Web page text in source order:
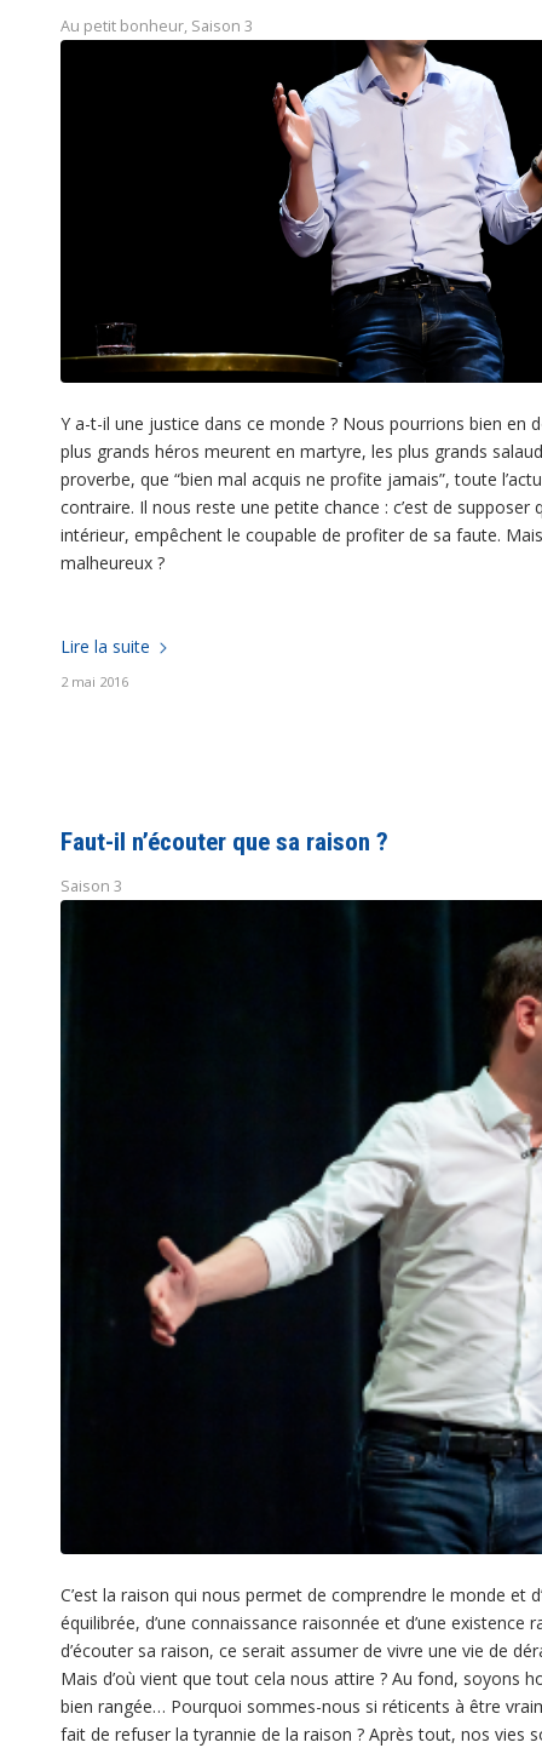
Au petit bonheur, Saison 3
Y a-t-il une justice dans ce monde ? Nous pourrions bien en
plus grands héros meurent en martyre, les plus grands
proverbe, que “bien mal acquis ne profite jamais”, toute
contraire. Il nous reste une petite chance : c’est de
intérieur, empêchent le coupable de profiter de sa faute.
malheureux ?
Lire la suite
2 mai 2016
Faut-il n’écouter que sa raison ?
Saison 3
C’est la raison qui nous permet de comprendre le monde et
équilibrée, d’une connaissance raisonnée et d’une
d’écouter sa raison, ce serait assumer de vivre une vie de
Mais d’où vient que tout cela nous attire ? Au fond, soyons
bien rangée… Pourquoi sommes-nous si réticents à être
fait de refuser la tyrannie de la raison ? Après tout, nos vies